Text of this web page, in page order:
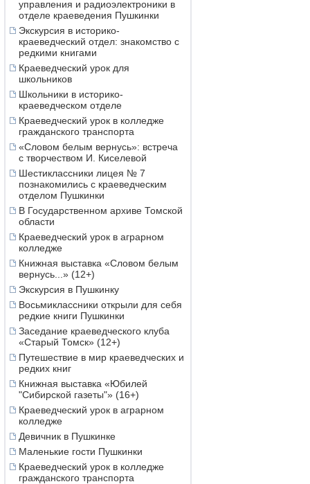
управления и радиоэлектроники в
отделе краеведения Пушкинки
Экскурсия в историко-
краеведческий отдел: знакомство с
редкими книгами
Краеведческий урок для
школьников
Школьники в историко-
краеведческом отделе
Краеведческий урок в колледже
гражданского транспорта
«Словом белым вернусь»: встреча
с творчеством И. Киселевой
Шестиклассники лицея № 7
познакомились с краеведческим
отделом Пушкинки
В Государственном архиве Томской
области
Краеведческий урок в аграрном
колледже
Книжная выставка «Словом белым
вернусь...» (12+)
Экскурсия в Пушкинку
Восьмиклассники открыли для себя
редкие книги Пушкинки
Заседание краеведческого клуба
«Старый Томск» (12+)
Путешествие в мир краеведческих и
редких книг
Книжная выставка «Юбилей
"Сибирской газеты"» (16+)
Краеведческий урок в аграрном
колледже
Девичник в Пушкинке
Маленькие гости Пушкинки
Краеведческий урок в колледже
гражданского транспорта